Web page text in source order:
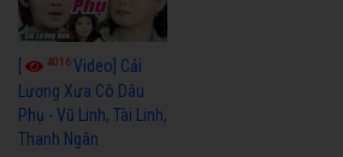
[ 4016Video] Cải
Lương Xưa Cô Dâu
Phụ - Vũ Linh, Tài Linh,
Thanh Ngân